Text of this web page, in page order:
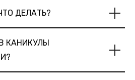
ДЕЛАТЬ?
КАНИКУЛЫ